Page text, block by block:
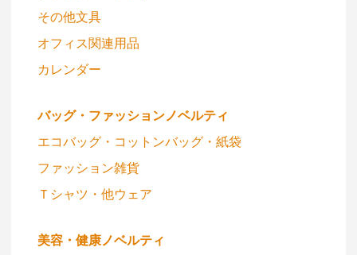
その他文具
オフィス関連用品
カレンダー
バッグ・ファッションノベルティ
エコバッグ・コットンバッグ・紙袋
ファッション雑貨
Ｔシャツ・他ウェア
美容・健康ノベルティ